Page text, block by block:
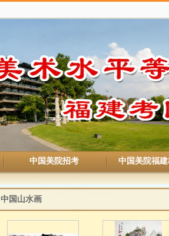
中国美院招考 中国美院福
中国山水画